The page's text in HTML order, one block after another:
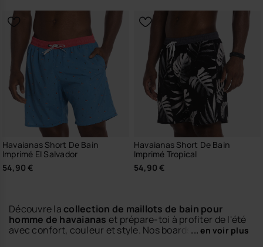
Havaianas Short De Bain
Imprimé El Salvador
54,90 €
Havaianas Short De Bain
Imprimé Tropical
54,90 €
Découvre la collection de maillots de bain pour
homme de havaianas et prépare-toi à profiter de l'été
avec confort, couleur et style. Nos boardshorts sont
... en voir plus